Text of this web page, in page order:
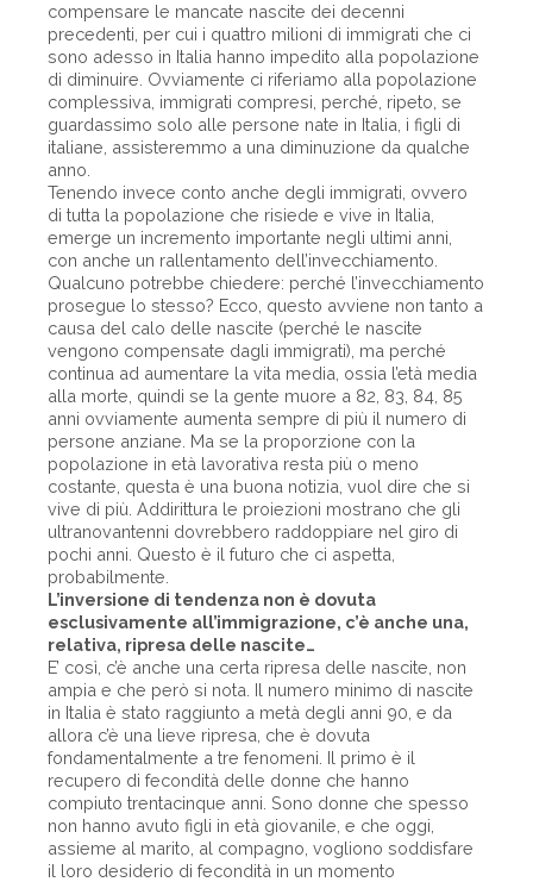
compensare le mancate nascite dei decenni
precedenti, per cui i quattro milioni di immigrati che ci
sono adesso in Italia hanno impedito alla popolazione
di diminuire. Ovviamente ci riferiamo alla popolazione
complessiva, immigrati compresi, perché, ripeto, se
guardassimo solo alle persone nate in Italia, i figli di
italiane, assisteremmo a una diminuzione da qualche
anno.
Tenendo invece conto anche degli immigrati, ovvero
di tutta la popolazione che risiede e vive in Italia,
emerge un incremento importante negli ultimi anni,
con anche un rallentamento dell’invecchiamento.
Qualcuno potrebbe chiedere: perché l’invecchiamento
prosegue lo stesso? Ecco, questo avviene non tanto a
causa del calo delle nascite (perché le nascite
vengono compensate dagli immigrati), ma perché
continua ad aumentare la vita media, ossia l’età media
alla morte, quindi se la gente muore a 82, 83, 84, 85
anni ovviamente aumenta sempre di più il numero di
persone anziane. Ma se la proporzione con la
popolazione in età lavorativa resta più o meno
costante, questa è una buona notizia, vuol dire che si
vive di più. Addirittura le proiezioni mostrano che gli
ultranovantenni dovrebbero raddoppiare nel giro di
pochi anni. Questo è il futuro che ci aspetta,
probabilmente.
L’inversione di tendenza non è dovuta
esclusivamente all’immigrazione, c’è anche una,
relativa, ripresa delle nascite…
E’ così, c’è anche una certa ripresa delle nascite, non
ampia e che però si nota. Il numero minimo di nascite
in Italia è stato raggiunto a metà degli anni 90, e da
allora c’è una lieve ripresa, che è dovuta
fondamentalmente a tre fenomeni. Il primo è il
recupero di fecondità delle donne che hanno
compiuto trentacinque anni. Sono donne che spesso
non hanno avuto figli in età giovanile, e che oggi,
assieme al marito, al compagno, vogliono soddisfare
il loro desiderio di fecondità in un momento